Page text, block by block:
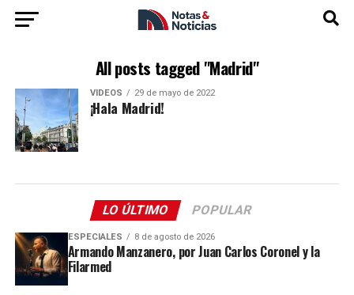
All posts tagged "Madrid"
VIDEOS 29 de mayo de 2022
¡Hala Madrid!
LO ÚLTIMO POPULAR
ESPECIALES 8 de agosto de 2026
Armando Manzanero, por Juan Carlos Coronel y la
Filarmed